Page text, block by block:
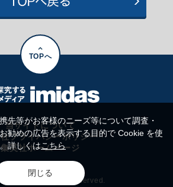
TOPへ
当サイトについて
プライバシーポリシー
集英社ホームページ
Inc. All rights reserved.
先等がお客様のニーズ等について調査・
勧めの広告を表示する目的で Cookie を使
詳しくはこちら
閉じる